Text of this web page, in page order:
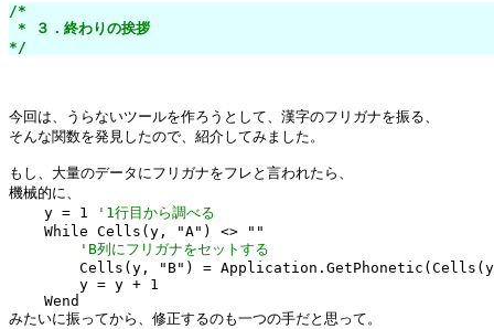
/*
* ３．終わりの挨拶
*/
今回は、うらないツールを作ろうとして、漢字のフリガナを振る、
そんな関数を発見したので、紹介してみました。
もし、大量のデータにフリガナをフレと言われたら、
機械的に、
    y = 1
'1行目から調べる
    While Cells(y, "A") <> ""
'B列にフリガナをセットする
Cells(y, "B") =
        y = y + 1
    Wend
みたいに振ってから、修正するのも一つの手だと思って。